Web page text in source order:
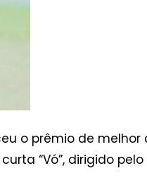
o prêmio de melhor
“Vó”, dirigido